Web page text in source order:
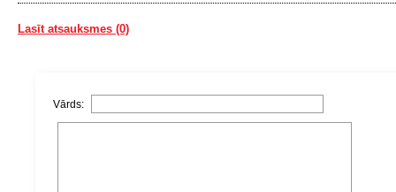
Lasīt atsauksmes (0)
Vārds: